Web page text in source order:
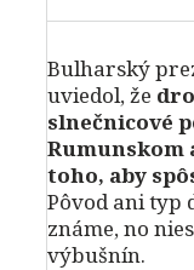
Bulharský
uviedol, že
slnečnicové
Rumunskom
toho, aby
Pôvod ani typ
známe, no
výbušnín.